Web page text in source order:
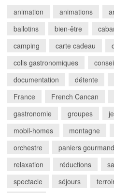
animation animations
ballotins
bien-être
camping
carte cadeau
colis gastronomiques
documentation
détente
France
French Cancan
gastronomie
groupes
mobil-homes
montagne
orchestre
paniers
relaxation
réductions
spectacle
séjours